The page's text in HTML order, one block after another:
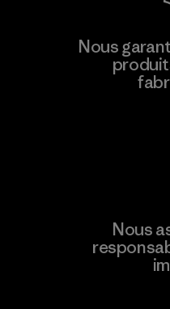
Toyota Tsusho
Material-supplier
Nous
Nous